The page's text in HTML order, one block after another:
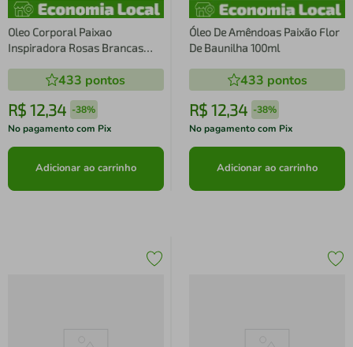
Oleo Corporal Paixao
Inspiradora Rosas Brancas
433 pontos
R$ 12,34 -38%
No pagamento com Pix
Adicionar ao carrinho
Óleo De Amêndoas Paixão Flor
De Baunilha 100ml
433 pontos
R$ 12,34 -38%
No pagamento com Pix
Adicionar ao carrinho